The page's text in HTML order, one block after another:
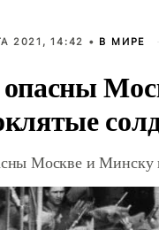
2021, 14:42 • В МИРЕ
Москве и Минску